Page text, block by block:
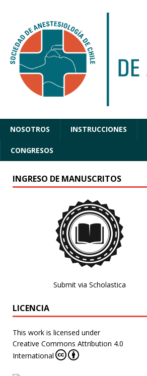
NOSOTROS INSTRUCCIONES
CONGRESOS
INGRESO DE MANUSCRITOS
Submit via Scholastica
LICENCIA
This work is licensed under
Creative Commons Attribution 4.0
International